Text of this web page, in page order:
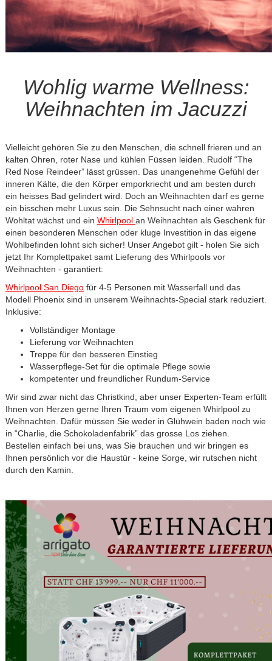
Wohlig warme Wellness:
Weihnachten im Jacuzzi
Vielleicht gehören Sie zu den Menschen, die schnell frieren und an
kalten Ohren, roter Nase und kühlen Füssen leiden. Rudolf “The
Red Nose Reindeer” lässt grüssen. Das unangenehme Gefühl der
inneren Kälte, die den Körper emporkriecht und am besten durch
ein heisses Bad gelindert wird. Doch an Weihnachten darf es gerne
ein bisschen mehr Luxus sein. Die Sehnsucht nach einer wahren
Wohltat wächst und ein Whirlpool an Weihnachten als Geschenk für
einen besonderen Menschen oder kluge Investition in das eigene
Wohlbefinden lohnt sich sicher! Unser Angebot gilt - holen Sie sich
jetzt Ihr Komplettpaket samt Lieferung des Whirlpools vor
Weihnachten - garantiert:
Whirlpool San Diegofür 4-5 Personen mit Wasserfall und das
Modell Phoenix sind in unserem Weihnachts-Special stark reduziert.
Inklusive:
Vollständiger Montage
Lieferung vor Weihnachten
Treppe für den besseren Einstieg
Wasserpflege-Set für die optimale Pflege sowie
kompetenter und freundlicher Rundum-Service
Wir sind zwar nicht das Christkind, aber unser Experten-Team erfüllt
Ihnen von Herzen gerne Ihren Traum vom eigenen Whirlpool zu
Weihnachten. Dafür müssen Sie weder in Glühwein baden noch wie
in “Charlie, die Schokoladenfabrik” das grosse Los ziehen.
Bestellen einfach bei uns, was Sie brauchen und wir bringen es
Ihnen persönlich vor die Haustür - keine Sorge, wir rutschen nicht
durch den Kamin.